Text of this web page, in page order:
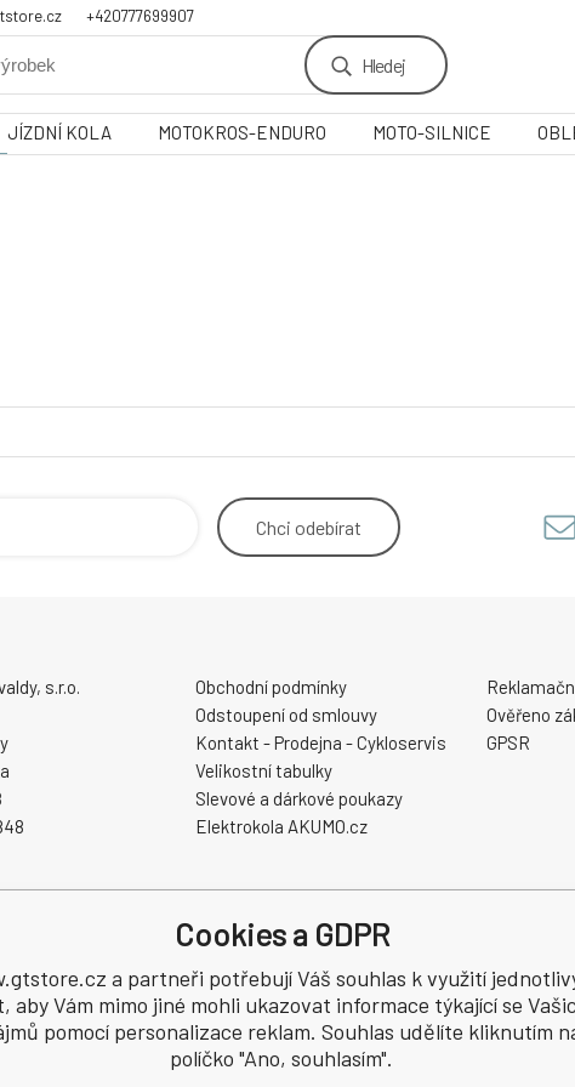
+420777699907
Hledej
JÍZDNÍ KOLA MOTOKROS-ENDURO MOTO-SILNICE
Chci odebírat
s.r.o.
Obchodní podmínky
Odstoupení od smlouvy
Kontakt - Prodejna - Cykloservis
Velikostní tabulky
Slevové a dárkové poukazy
Elektrokola AKUMO.cz
Ověřeno
GPSR
Cookies a GDPR
a partneři potřebují Váš souhlas k využití
aby Vám mimo jiné mohli ukazovat informace týkající se
pomocí personalizace reklam. Souhlas udělíte kliknutím
políčko "Ano, souhlasím".